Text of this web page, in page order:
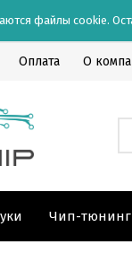
файлы cookie.
Оплата О
Чип-тюнинг